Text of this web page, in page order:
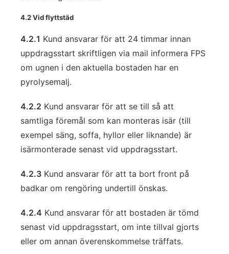
4.2 Vid flyttstäd
4.2.1 Kund ansvarar för att 24 timmar innan
uppdragsstart skriftligen via mail informera FPS
om ugnen i den aktuella bostaden har en
pyrolysemalj.
4.2.2 Kund ansvarar för att se till så att
samtliga föremål som kan monteras isär (till
exempel säng, soffa, hyllor eller liknande) är
isärmonterade senast vid uppdragsstart.
4.2.3 Kund ansvarar för att ta bort front på
badkar om rengöring undertill önskas.
4.2.4 Kund ansvarar för att bostaden är tömd
senast vid uppdragsstart, om inte tillval gjorts
eller om annan överenskommelse träffats.